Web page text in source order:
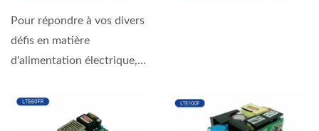
Pour répondre à vos divers
défis en matière
d'alimentation électrique,